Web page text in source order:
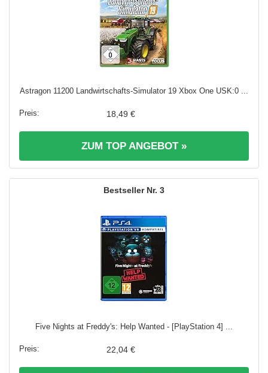
Astragon 11200 Landwirtschafts-Simulator 19 Xbox One USK:0 ...
18,49 €
ZUM TOP ANGEBOT »
3
Five Nights at Freddy's: Help Wanted - [PlayStation 4] ...
22,04 €